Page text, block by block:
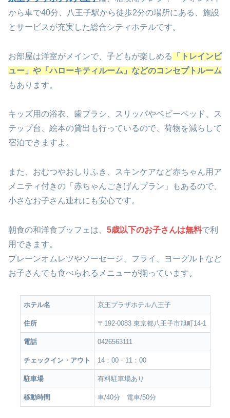
から車で40分、八王子駅から徒歩2分の場所にある、施設
とサービスが充実した総合シティホテルです。
お部屋は洋室がメインで、 子どもが楽しめる
「トレインビ
ュー」や「ハローキティルーム」などのコンセプトルーム
もあります。
キッズ用の浴衣、歯ブラシ、スリッパやベビーベッド、ス
テップ台、絵本の貸出も行っているので、荷物を減らして
宿泊できますよ。
また、おむつやおしりふき、スキンケアなど赤ちゃん用ア
メニティ付きの「赤ちゃんごきげんプラン」もあるので、
小さなお子さん連れにも安心です。
朝食の和洋食ブッフェは、 5歳以下のお子さんは無料で利
用 できます。
プレーンオムレツやソーセージ、フライ、ヨーグルトなど
お子さんでも食べられるメニューが揃っています。
ホテル名 京王プラザホテル八王子
住所 〒192-0083 東京都八王子市旭町14-1
電話 0426563111
チェックイン・アウト 14：00・11：00
駐車場 有料駐車場あり
移動時間 車/40分 電車/50分